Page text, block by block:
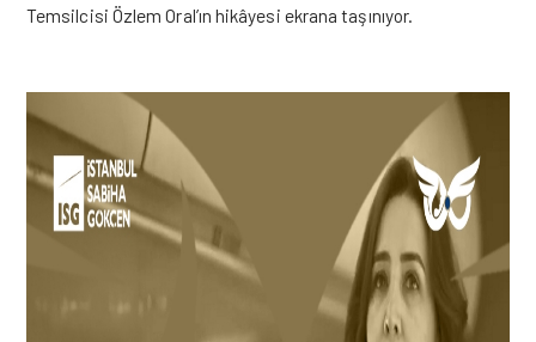
Temsilcisi Özlem Oral’ın hikâyesi ekrana taşınıyor.